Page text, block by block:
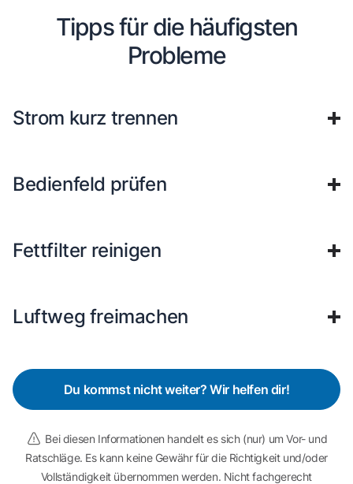
Tipps für die häufigsten
Probleme
Strom kurz trennen
Bedienfeld prüfen
Fettfilter reinigen
Luftweg freimachen
Du kommst nicht weiter? Wir helfen dir!
Bei diesen Informationen handelt es sich (nur) um Vor- und
Ratschläge. Es kann keine Gewähr für die Richtigkeit und/oder
Vollständigkeit übernommen werden. Nicht fachgerecht